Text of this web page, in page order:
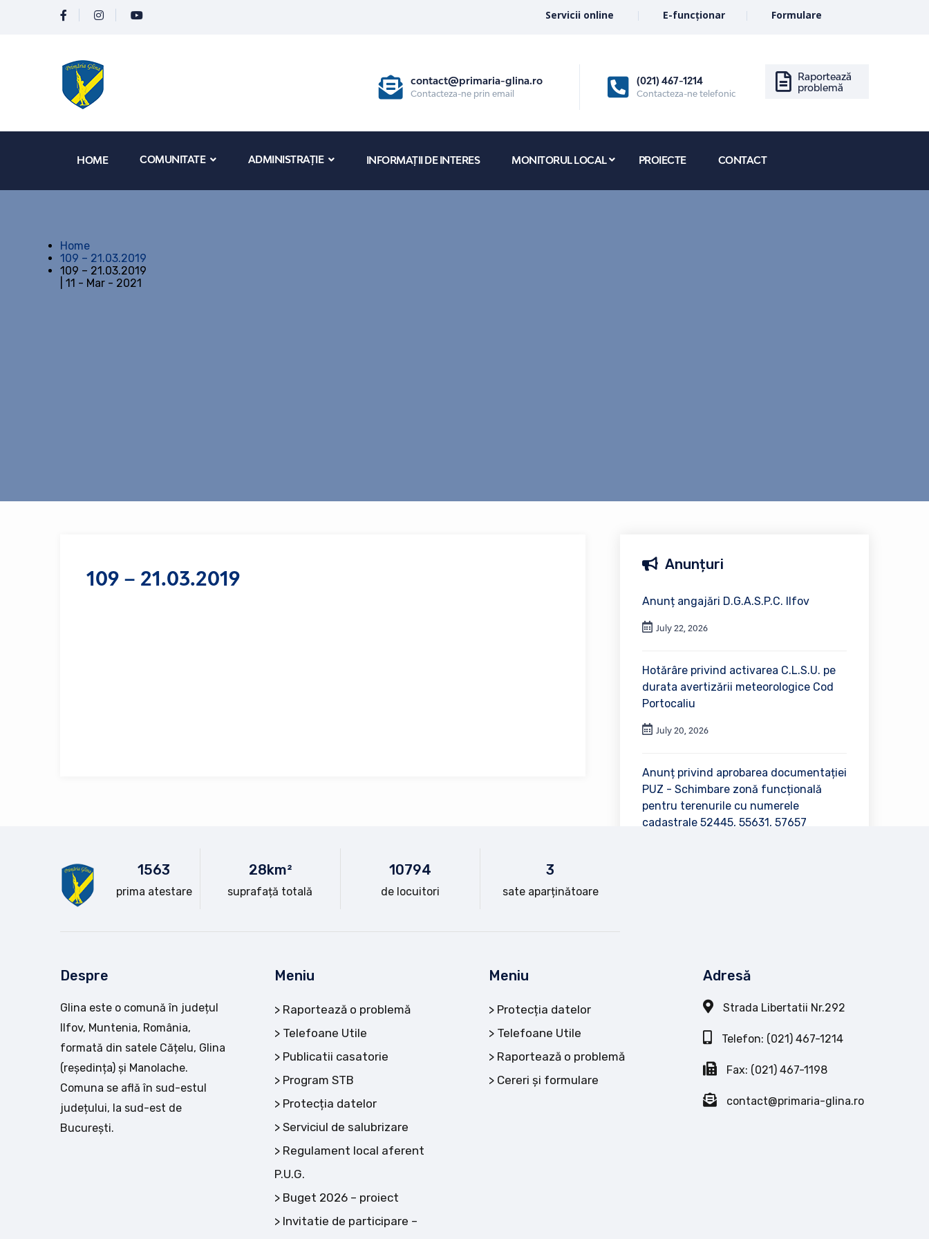
Servicii online E-funcționar Formulare
contact@primaria-glina.ro
Contacteza-ne prin email
(021) 467-1214
Contacteza-ne telefonic
Raportează
problemă
HOME COMUNITATE ADMINISTRAȚIE INFORMAȚII DE INTERES MONITORUL LOCAL PROIECTE CONTACT
Home
109 – 21.03.2019
109 – 21.03.2019
| 11 - Mar - 2021
109 – 21.03.2019
Anunțuri
Anunț angajări D.G.A.S.P.C. Ilfov
July 22, 2026
Hotărâre privind activarea C.L.S.U. pe
durata avertizării meteorologice Cod
Portocaliu
July 20, 2026
Anunț privind aprobarea documentației
PUZ - Schimbare zonă funcțională
pentru terenurile cu numerele
cadastrale 52445, 55631, 57657
1563
prima atestare
28km²
suprafață totală
10794
de locuitori
3
sate aparținătoare
Despre
Glina este o comună în județul
Ilfov, Muntenia, România,
formată din satele Cățelu, Glina
(reședința) și Manolache.
Comuna se află în sud-estul
județului, la sud-est de
București.
Meniu
Raportează o problemă
Telefoane Utile
Publicatii casatorie
Program STB
Protecția datelor
Serviciul de salubrizare
Regulament local aferent
P.U.G.
Buget 2026 – proiect
Invitatie de participare –
Meniu
Protecția datelor
Telefoane Utile
Raportează o problemă
Cereri și formulare
Adresă
Strada Libertatii Nr.292
Telefon: (021) 467-1214
Fax: (021) 467-1198
contact@primaria-glina.ro